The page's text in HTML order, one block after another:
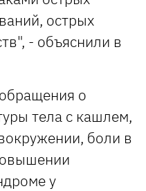
острых
- объяснили в
о
тела с кашлем,
боли в
у